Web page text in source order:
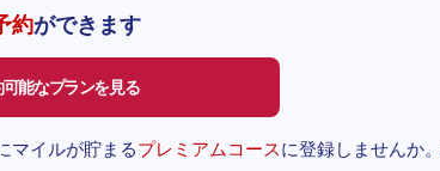
約ができます
可能なプランを見る
マイルが貯まるプレミアムコースに登録しませんか。